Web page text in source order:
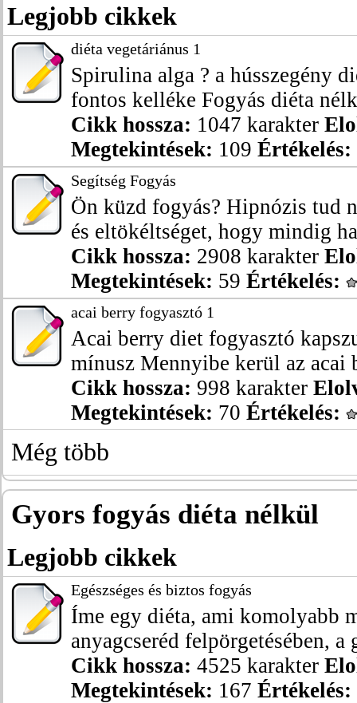
Legjobb cikkek
diéta vegetáriánus 1
Spirulina alga ? a hússzegény
fontos kelléke Fogyás diéta
Cikk hossza: 1047 karakter
Megtekintések: 109 Értékelés:
Segítség Fogyás
Ön küzd fogyás? Hipnózis tud
és eltökéltséget, hogy mindig
Cikk hossza: 2908 karakter
Megtekintések: 59 Értékelés:
acai berry fogyasztó 1
Acai berry diet fogyasztó
mínusz Mennyibe kerül az acai
Cikk hossza: 998 karakter
Megtekintések: 70 Értékelés:
Még több
Gyors fogyás diéta nélkül
Legjobb cikkek
Egészséges és biztos fogyás
Íme egy diéta, ami komolyabb
anyagcseréd felpörgetésében, a
Cikk hossza: 4525 karakter
Megtekintések: 167 Értékelés: